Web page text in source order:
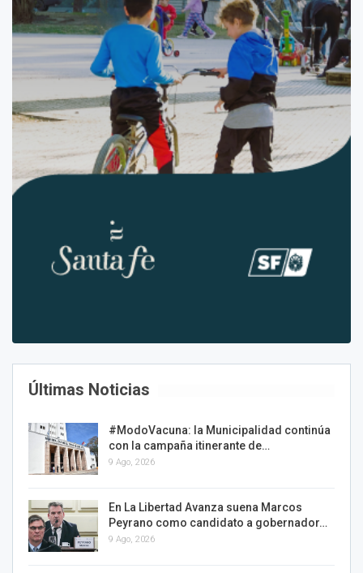
Últimas Noticias
#ModoVacuna: la Municipalidad continúa
con la campaña itinerante de…
9 Ago, 2026
En La Libertad Avanza suena Marcos
Peyrano como candidato a gobernador…
9 Ago, 2026